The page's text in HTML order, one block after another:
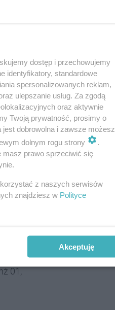
01,
dostęp i przechowujemy
identyfikatory, standardowe
spersonalizowanych reklam,
ulepszanie usług. Za zgodą
oraz aktywnie
Twoją prywatność, prosimy o
jest dobrowolna i zawsze możesz
dolnym rogu strony
.
masz prawo sprzeciwić się
z naszych serwisów
znajdziesz w Polityce
Akceptuję